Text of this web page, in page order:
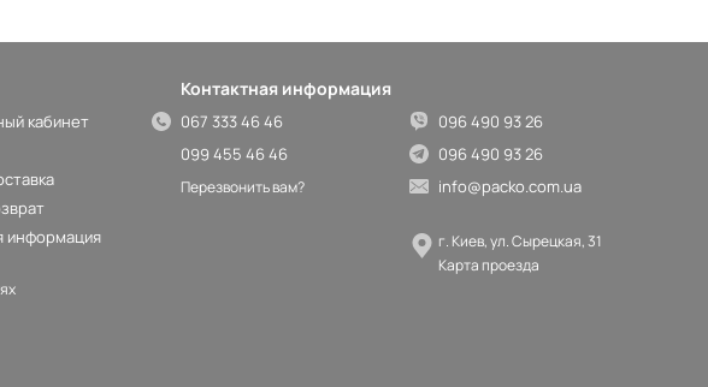
кабинет
информация
Контактная информация
067 333 46 46
099 455 46 46
Перезвонить вам?
096 490 93 26
096 490 93 26
info@packo.com.ua
г. Киев, ул. Сырецкая, 31
Карта проезда